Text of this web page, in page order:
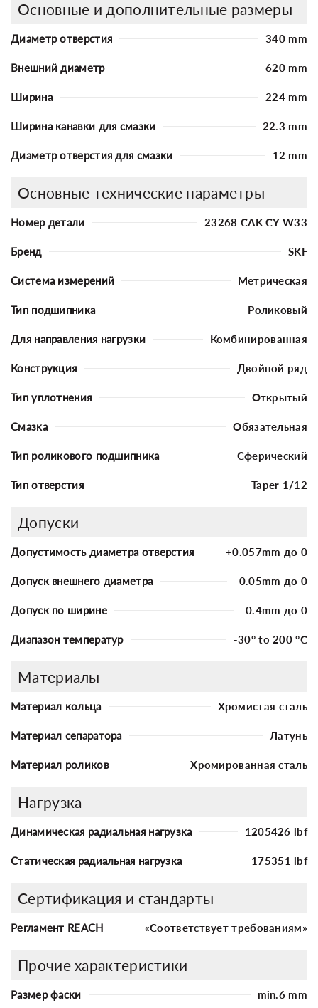
Основные и дополнительные размеры
Диаметр отверстия 340 mm
Внешний диаметр 620 mm
Ширина 224 mm
Ширина канавки для смазки 22.3 mm
Диаметр отверстия для смазки 12 mm
Основные технические параметры
Номер детали 23268 CAK CY W33
Бренд SKF
Система измерений Метрическая
Тип подшипника Роликовый
Для направления нагрузки Комбинированная
Конструкция Двойной ряд
Тип уплотнения Открытый
Смазка Обязательная
Тип роликового подшипника Сферический
Тип отверстия Taper 1/12
Допуски
Допустимость диаметра отверстия +0.057mm до 0
Допуск внешнего диаметра -0.05mm до 0
Допуск по ширине -0.4mm до 0
Диапазон температур -30° to 200 °C
Материалы
Материал кольца Хромистая сталь
Материал сепаратора Латунь
Материал роликов Хромированная сталь
Нагрузка
Динамическая радиальная нагрузка 1205426 lbf
Статическая радиальная нагрузка 175351 lbf
Сертификация и стандарты
Регламент REACH «Соответствует требованиям»
Прочие характеристики
Размер фаски min.6 mm